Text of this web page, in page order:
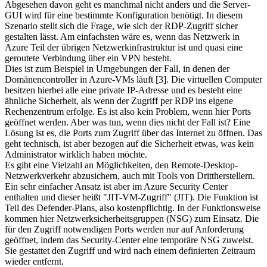
Abgesehen davon geht es manchmal nicht anders und die Server-
GUI wird für eine bestimmte Konfiguration benötigt. In diesem
Szenario stellt sich die Frage, wie sich der RDP-Zugriff sicher
gestalten lässt. Am einfachsten wäre es, wenn das Netzwerk in
Azure Teil der übrigen Netzwerkinfrastruktur ist und quasi eine
geroutete Verbindung über ein VPN besteht.
Dies ist zum Beispiel in Umgebungen der Fall, in denen der
Domänencontroller in Azure-VMs läuft [3]. Die virtuellen Computer
besitzen hierbei alle eine private IP-Adresse und es besteht eine
ähnliche Sicherheit, als wenn der Zugriff per RDP ins eigene
Rechenzentrum erfolge. Es ist also kein Problem, wenn hier Ports
geöffnet werden. Aber was tun, wenn dies nicht der Fall ist? Eine
Lösung ist es, die Ports zum Zugriff über das Internet zu öffnen. Das
geht technisch, ist aber bezogen auf die Sicherheit etwas, was kein
Administrator wirklich haben möchte.
Es gibt eine Vielzahl an Möglichkeiten, den Remote-Desktop-
Netzwerkverkehr abzusichern, auch mit Tools von Drittherstellern.
Ein sehr einfacher Ansatz ist aber im Azure Security Center
enthalten und dieser heißt "JIT-VM-Zugriff" (JIT). Die Funktion ist
Teil des Defender-Plans, also kostenpflichtig. In der Funktionsweise
kommen hier Netzwerksicherheitsgruppen (NSG) zum Einsatz. Die
für den Zugriff notwendigen Ports werden nur auf Anforderung
geöffnet, indem das Security-Center eine temporäre NSG zuweist.
Sie gestattet den Zugriff und wird nach einem definierten Zeitraum
wieder entfernt.